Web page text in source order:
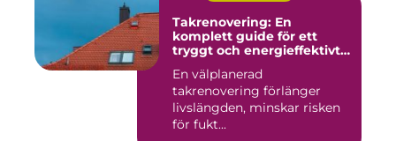
Takrenovering: En
komplett guide för ett
tryggt och energieffektivt
En välplanerad
takrenovering förlänger
livslängden, minskar risken
för fukt...